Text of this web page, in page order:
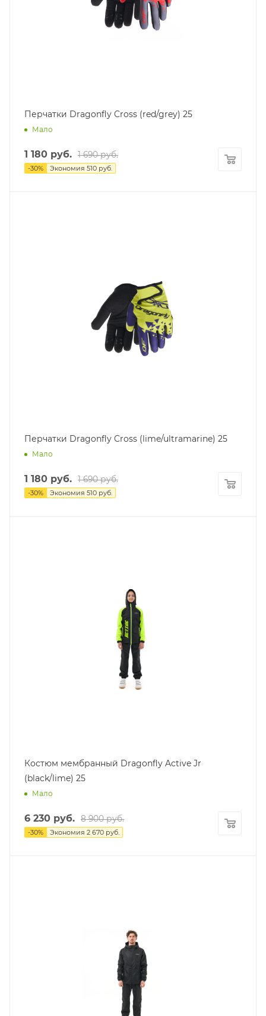
Перчатки Dragonfly Cross (red/grey) 25
Мало
1 180 руб. 1 690руб.
-30% Экономия 510 руб.
Перчатки Dragonfly Cross (lime/ultramarine) 25
Мало
1 180 руб. 1 690руб.
-30% Экономия 510 руб.
Костюм мембранный Dragonfly Active Jr
(black/lime) 25
Мало
6 230 руб. 8 900руб.
-30% Экономия 2 670 руб.